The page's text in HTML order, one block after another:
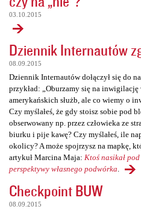
03.10.2015
Dziennik Internautów
08.09.2015
Dziennik Internautów dołączył się do
przykład: „Oburzamy się na inwigilację
amerykańskich służb, ale co wiemy o
Czy myślałeś, że gdy stoisz sobie pod
obserwowany np. przez człowieka ze
biurku i pije kawę? Czy myślałeś, ile
okolicy? A może spojrzysz na mapkę,
artykuł Marcina Maja: Ktoś nasikał
perspektywy własnego podwórka
Checkpoint BUW
08.09.2015